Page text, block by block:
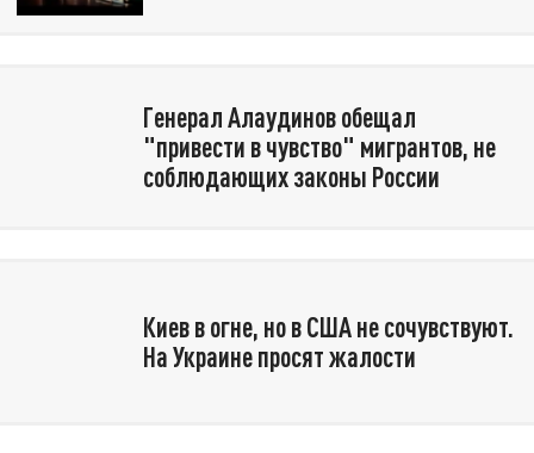
Генерал Алаудинов обещал
"привести в чувство" мигрантов, не
соблюдающих законы России
Киев в огне, но в США не сочувствуют.
На Украине просят жалости